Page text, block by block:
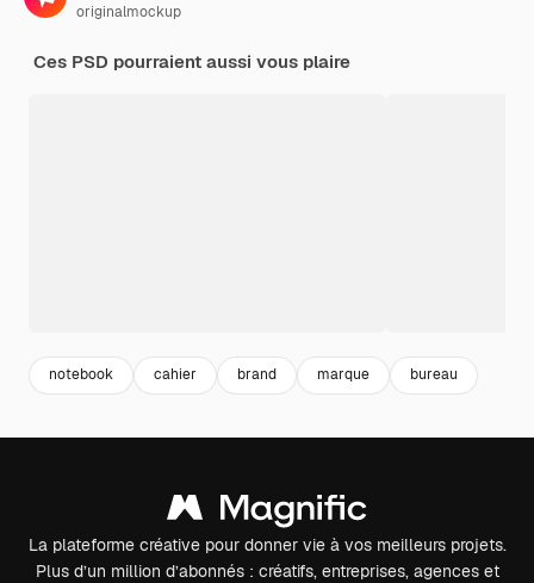
originalmockup
Ces PSD pourraient aussi vous plaire
notebook cahier brand marque bureau
La plateforme créative pour donner vie à vos meilleurs projets.
Plus d’un million d’abonnés : créatifs, entreprises, agences et